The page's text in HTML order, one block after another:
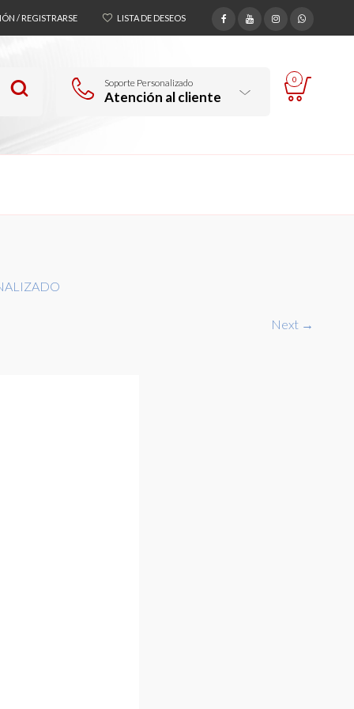
/ REGISTRARSE LISTA DE DESEOS
Soporte Personalizado
Atención al cliente
0
Next →